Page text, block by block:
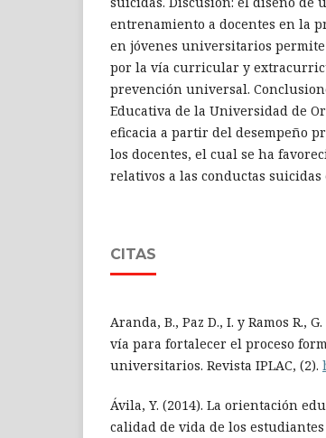
entrenamiento a docentes en la
en jóvenes universitarios
por la vía curricular y
prevención universal.
Educativa de la Universidad de
eficacia a partir del desempeño
los docentes, el cual se ha
relativos a las conductas suicidas
CITAS
Aranda, B., Paz D., I. y Ramos R.,
vía para fortalecer el proceso
universitarios. Revista IPLAC, (2).
Ávila, Y. (2014). La orientación
calidad de vida de los